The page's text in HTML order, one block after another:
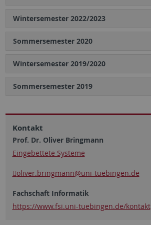
Wintersemester 2022/2023
Sommersemester 2020
Wintersemester 2019/2020
Sommersemester 2019
Kontakt
Prof. Dr. Oliver Bringmann
Eingebettete Systeme
oliver.bringmann@uni-tuebingen.de
Fachschaft Informatik
https://www.fsi.uni-tuebingen.de/kontakt